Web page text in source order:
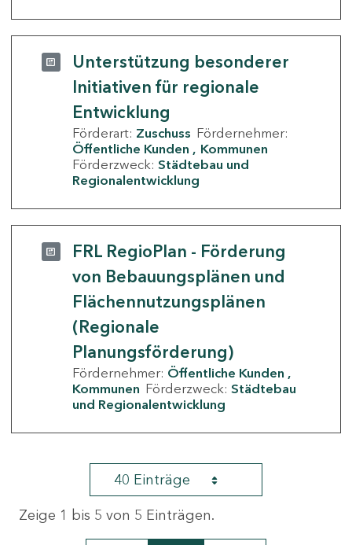
Unterstützung besonderer
Initiativen für regionale
Entwicklung
Förderart: Zuschuss Fördernehmer:
Öffentliche Kunden
Kommunen
Förderzweck: Städtebau und
Regionalentwicklung
FRL RegioPlan - Förderung
von Bebauungsplänen und
Flächennutzungsplänen
(Regionale
Planungsförderung)
Fördernehmer: Öffentliche Kunden
Kommunen Förderzweck: Städtebau
und Regionalentwicklung
40 Einträge
Zeige 1 bis 5 von 5 Einträgen.